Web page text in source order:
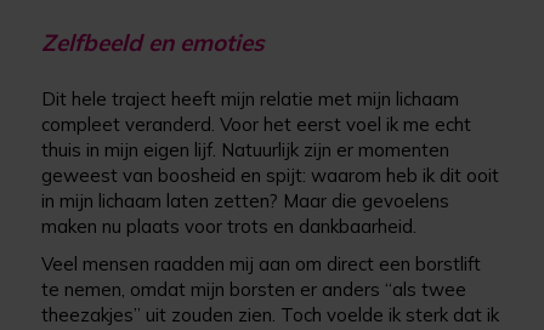
Zelfbeeld en emoties
Dit hele traject heeft mijn relatie met mijn lichaam
compleet veranderd. Voor het eerst voel ik me echt
thuis in mijn eigen lijf. Natuurlijk zijn er momenten
geweest van boosheid en spijt: waarom heb ik dit ooit
in mijn lichaam laten zetten? Maar die gevoelens
maken nu plaats voor trots en dankbaarheid.
Veel mensen raadden mij aan om direct een borstlift
te nemen, omdat mijn borsten er anders “als twee
theezakjes” uit zouden zien. Toch voelde ik sterk dat ik